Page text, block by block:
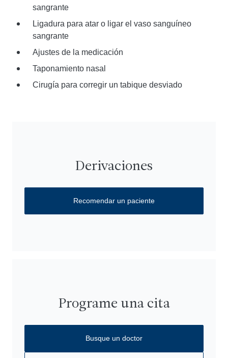
sangrante
Ligadura para atar o ligar el vaso sanguíneo
sangrante
Ajustes de la medicación
Taponamiento nasal
Cirugía para corregir un tabique desviado
Derivaciones
Recomendar un paciente
Programe una cita
Busque un doctor